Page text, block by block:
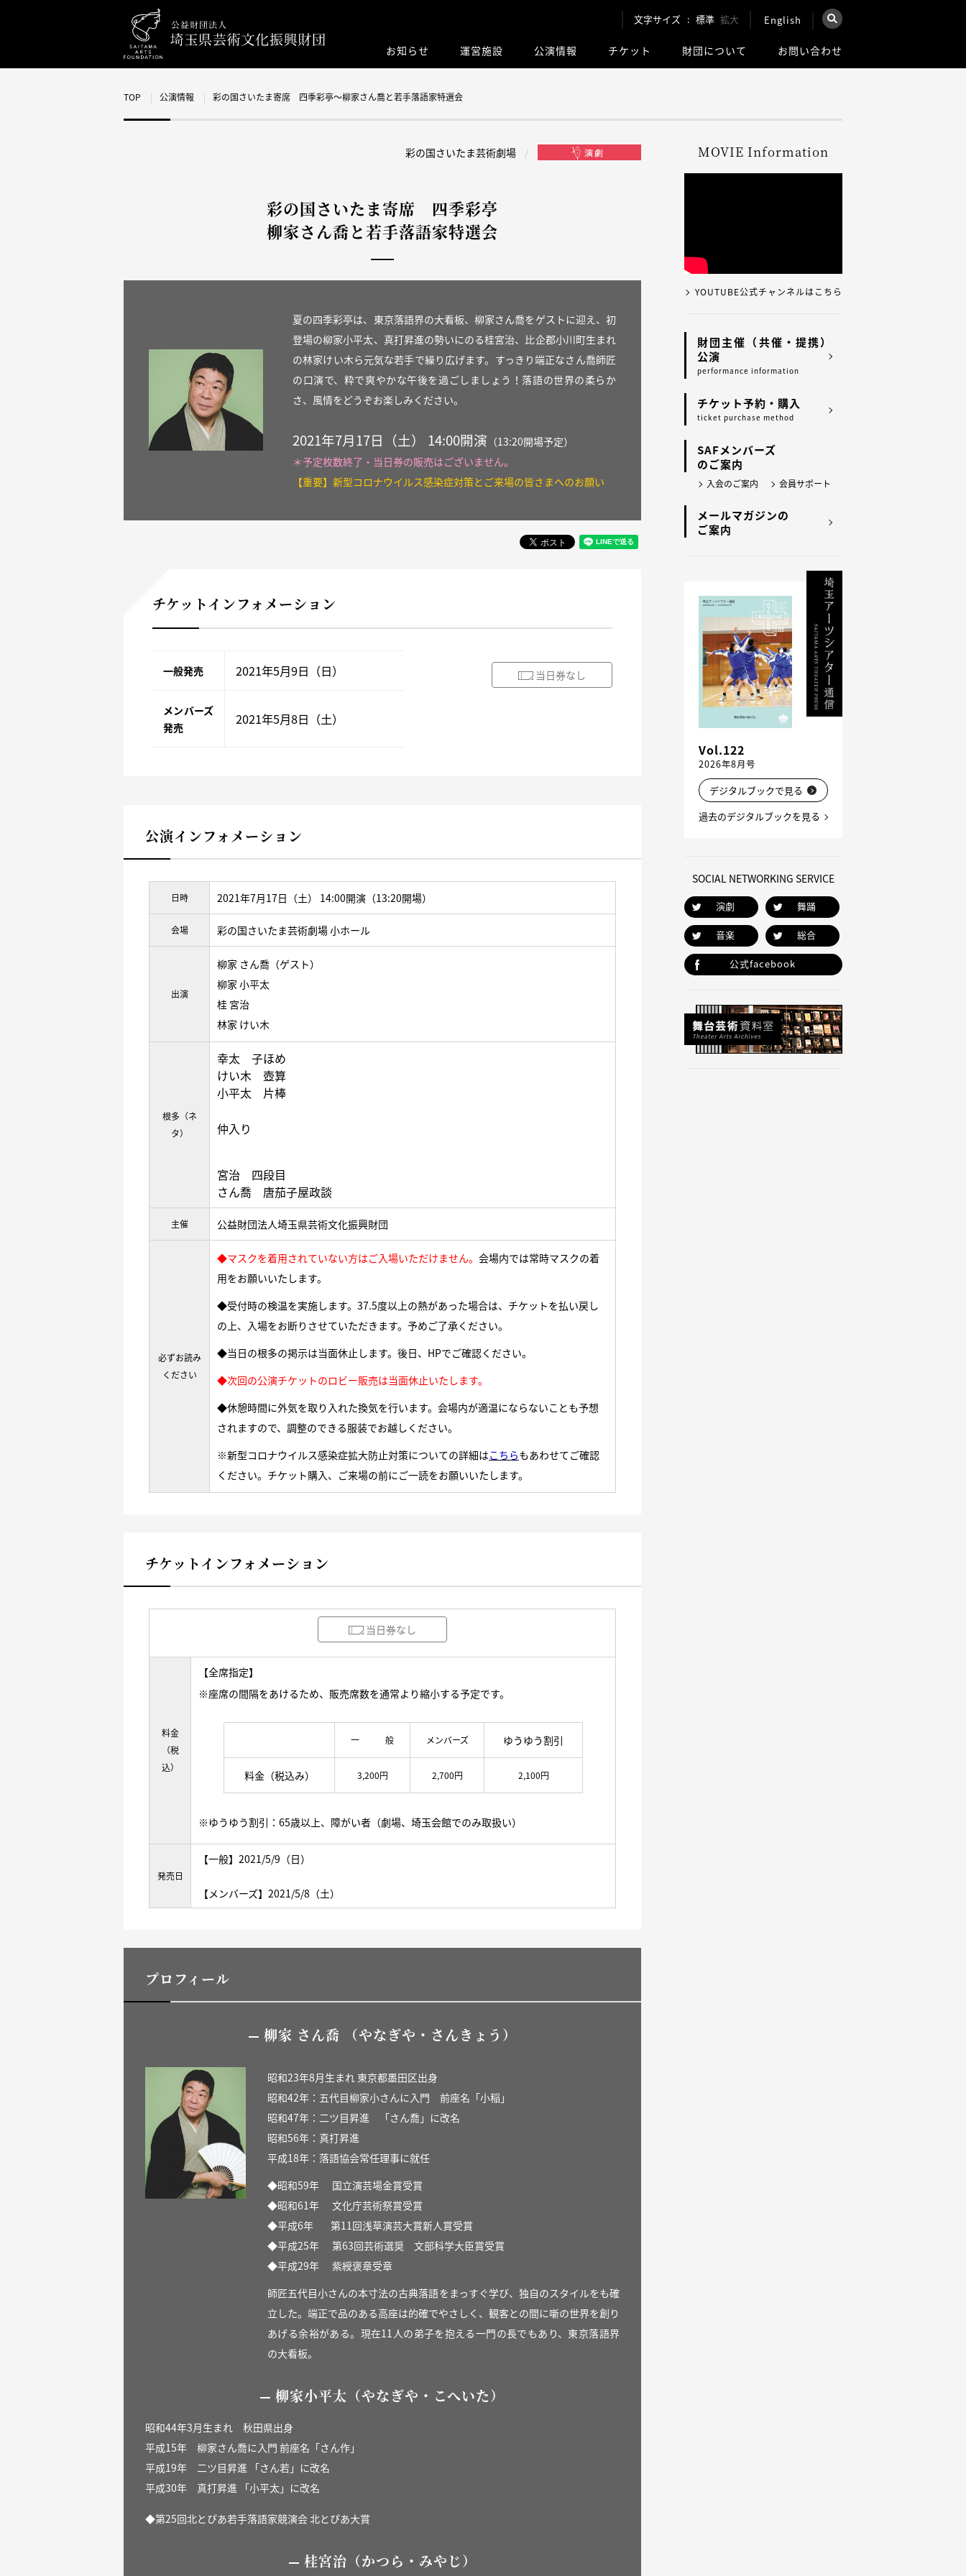
文字サイズ 標準 拡大 English
×
お知らせ 運営施設 公演情報 チケット 財団について お問い合わせ
TOP 公演情報 彩の国さいたま寄席 四季彩亭〜柳家さん喬と若手落語家特選会
彩の国さいたま芸術劇場
彩の国さいたま寄席 四季彩亭
柳家さん喬と若手落語家特選会
夏の四季彩亭は、東京落語界の大看板、柳家さん喬をゲストに迎え、初
登場の柳家小平太、真打昇進の勢いにのる桂宮治、比企郡小川町生まれ
の林家けい木ら元気な若手で繰り広げます。すっきり端正なさん喬師匠
の口演で、粋で爽やかな午後を過ごしましょう！落語の世界の柔らか
さ、風情をどうぞお楽しみください。
2021年7月17日（土） 14:00開演 （13:20開場予定）
＊予定枚数終了・当日券の販売はございません。
【重要】新型コロナウイルス感染症対策とご来場の皆さまへのお願い
チケットインフォメーション
一般発売 2021年5月9日（日）
メンバーズ
発売
2021年5月8日（土）
当日券なし
公演インフォメーション
日時 2021年7月17日（土） 14:00開演（13:20開場）
会場 彩の国さいたま芸術劇場 小ホール
出演
柳家 さん喬（ゲスト）
柳家 小平太
桂 宮治
林家 けい木
根多（ネ
タ）
幸太 子ほめ
けい木 壺算
小平太 片棒
仲入り
宮治 四段目
さん喬 唐茄子屋政談
主催 公益財団法人埼玉県芸術文化振興財団
必ずお読み
ください
◆マスクを着用されていない方はご入場いただけません。 会場内では常時マスクの着
用をお願いいたします。
◆受付時の検温を実施します。37.5度以上の熱があった場合は、チケットを払い戻し
の上、入場をお断りさせていただきます。予めご了承ください。
◆当日の根多の掲示は当面休止します。後日、HPでご確認ください。
◆次回の公演チケットのロビー販売は当面休止いたします。
◆休憩時間に外気を取り入れた換気を行います。会場内が適温にならないことも予想
されますので、調整のできる服装でお越しください。
※新型コロナウイルス感染症拡大防止対策についての詳細はこちらもあわせてご確認
ください。チケット購入、ご来場の前にご一読をお願いいたします。
チケットインフォメーション
当日券なし
料金
（税
込）
【全席指定】
※座席の間隔をあけるため、販売席数を通常より縮小する予定です。
一 般 メンバーズ ゆうゆう割引
料金（税込み） 3,200円 2,700円 2,100円
※ゆうゆう割引：65歳以上、障がい者（劇場、埼玉会館でのみ取扱い）
発売日
【一般】2021/5/9（日）
【メンバーズ】2021/5/8（土）
プロフィール
柳家 さん喬 （やなぎや・さんきょう）
昭和23年8月生まれ 東京都墨田区出身
昭和42年：五代目柳家小さんに入門 前座名「小稲」
昭和47年：二ツ目昇進 「さん喬」に改名
昭和56年：真打昇進
平成18年：落語協会常任理事に就任
◆昭和59年 国立演芸場金賞受賞
◆昭和61年 文化庁芸術祭賞受賞
◆平成6年 第11回浅草演芸大賞新人賞受賞
◆平成25年 第63回芸術選奨 文部科学大臣賞受賞
◆平成29年 紫綬褒章受章
師匠五代目小さんの本寸法の古典落語をまっすぐ学び、独自のスタイルをも確
立した。端正で品のある高座は的確でやさしく、観客との間に噺の世界を創り
あげる余裕がある。現在11人の弟子を抱える一門の長でもあり、東京落語界
の大看板。
柳家小平太（やなぎや・こへいた）
昭和44年3月生まれ 秋田県出身
平成15年 柳家さん喬に入門 前座名「さん作」
平成19年 二ツ目昇進 「さん若」に改名
平成30年 真打昇進 「小平太」に改名
◆第25回北とぴあ若手落語家競演会 北とぴあ大賞
桂宮治（かつら・みやじ）
MOVIE Information
YOUTUBE公式チャンネルはこちら
財団主催（共催・提携）
公演
performance information
チケット予約・購入
ticket purchase method
SAFメンバーズ
のご案内
入会のご案内 会員サポート
メールマガジンの
ご案内
Vol.122
2026年8月号
デジタルブックで見る
過去のデジタルブックを見る
SOCIAL NETWORKING SERVICE
演劇 舞踊
音楽 総合
公式facebook